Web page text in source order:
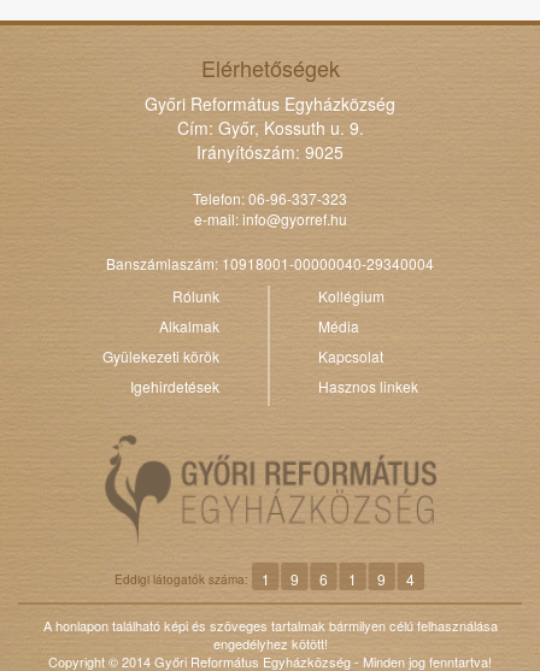
Elérhetőségek
Győri Református Egyházközség
Cím: Győr, Kossuth u. 9.
Irányítószám: 9025
Telefon: 06-96-337-323
e-mail:info@gyorref.hu
Banszámlaszám: 10918001-00000040-29340004
Rólunk
Alkalmak
Gyülekezeti körök
Igehirdetések
Kollégium
Média
Kapcsolat
Hasznos linkek
Eddigi látogatók száma: 1 9 6 1 9 4
A honlapon található képi és szöveges tartalmak bármilyen célú felhasználása
engedélyhez kötött!
Copyright © 2014 Győri Református Egyházközség - Minden jog fenntartva!